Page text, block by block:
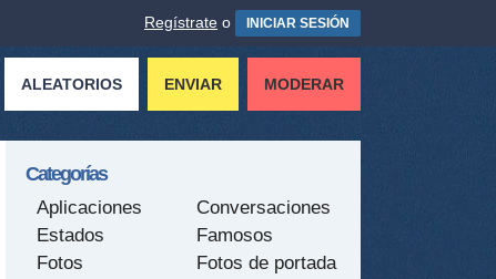
Regístrate o INICIAR SESIÓN
ALEATORIOS ENVIAR MODERAR
Categorías
Aplicaciones
Conversaciones
Estados
Famosos
Fotos
Fotos de portada